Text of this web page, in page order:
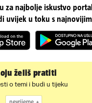
za najbolje iskustvo
uvijek u toku s
želiš pratiti
o temi i budi u tijeku